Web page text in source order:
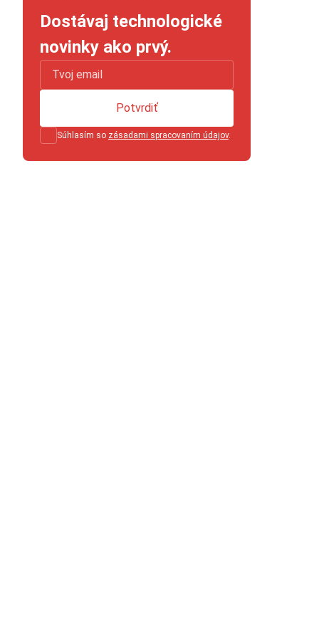
Dostávaj technologické
novinky ako prvý.
Súhlasím so zásadami spracovaním údajov.
Potvrdiť